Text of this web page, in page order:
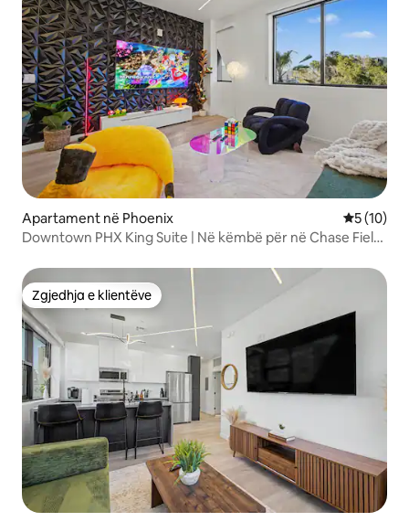
Apartament në Phoenix Vlerësimi
5 (10)
Downtown PHX King Suite | Në këmbë për në Chase Field
Zgjedhja e klientëve
Zgjedhja e klientëve